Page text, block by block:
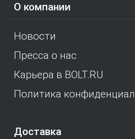
О компании
Новости
Пресса о нас
Карьера в BOLT.RU
Политика
Доставка